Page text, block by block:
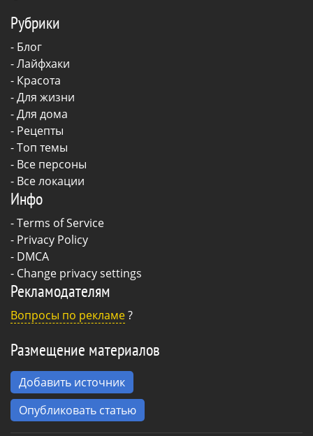
Рубрики
- Блог
-Лайфхаки
- Красота
-Для жизни
-Для дома
- Рецепты
- Топ темы
- Все персоны
- Все локации
Инфо
-Terms of Service
- Privacy Policy
- DMCA
- Change privacy settings
Рекламодателям
Вопросы по рекламе?
Размещение материалов
Добавить источник
Опубликовать статью